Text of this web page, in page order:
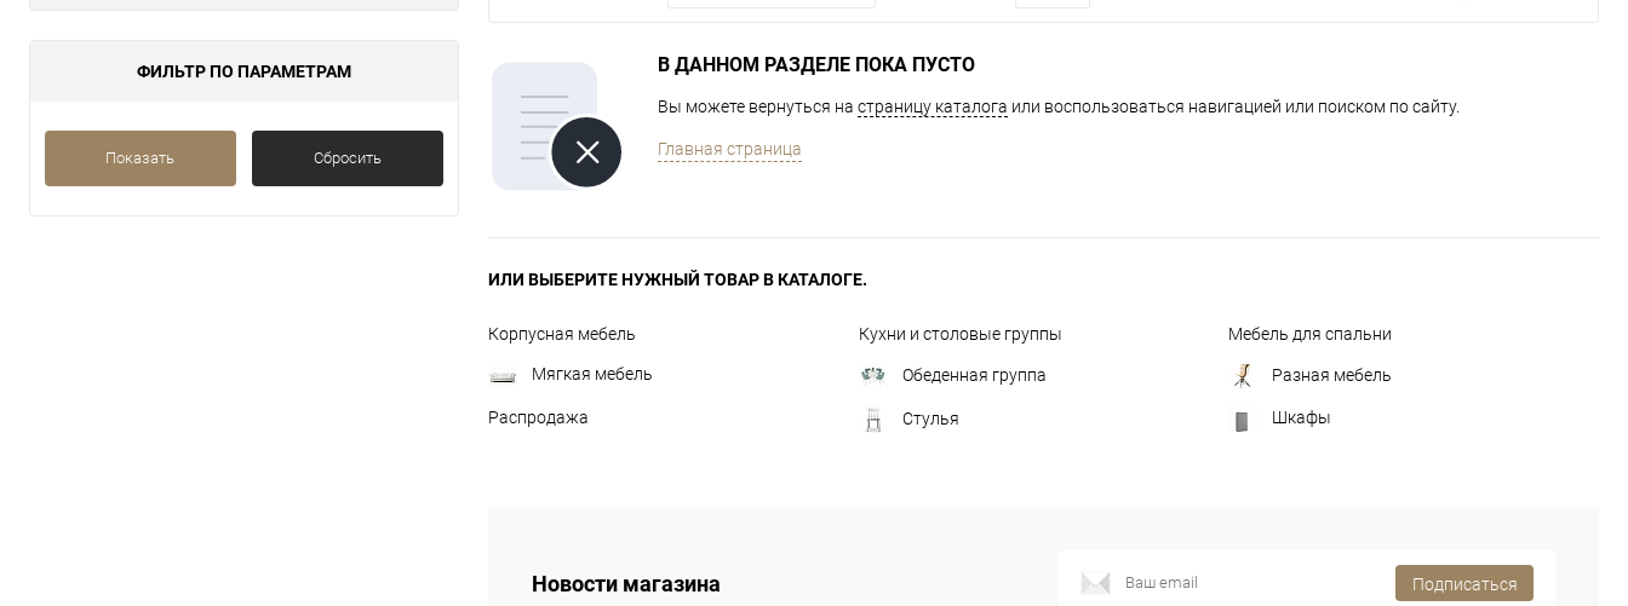
ФИЛЬТР ПО ПАРАМЕТРАМ
Показать Сбросить
В ДАННОМ РАЗДЕЛЕ ПОКА ПУСТО
Вы можете вернуться на страницу каталога или воспользоваться навигацией или поиском по сайту.
Главная страница
ИЛИ ВЫБЕРИТЕ НУЖНЫЙ ТОВАР В КАТАЛОГЕ.
Корпусная мебель Кухни и столовые группы Мебель для спальни
Мягкая мебель Обеденная группа Разная мебель
Распродажа Стулья Шкафы
Новости магазина Подписаться